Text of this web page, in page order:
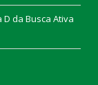
da Busca Ativa